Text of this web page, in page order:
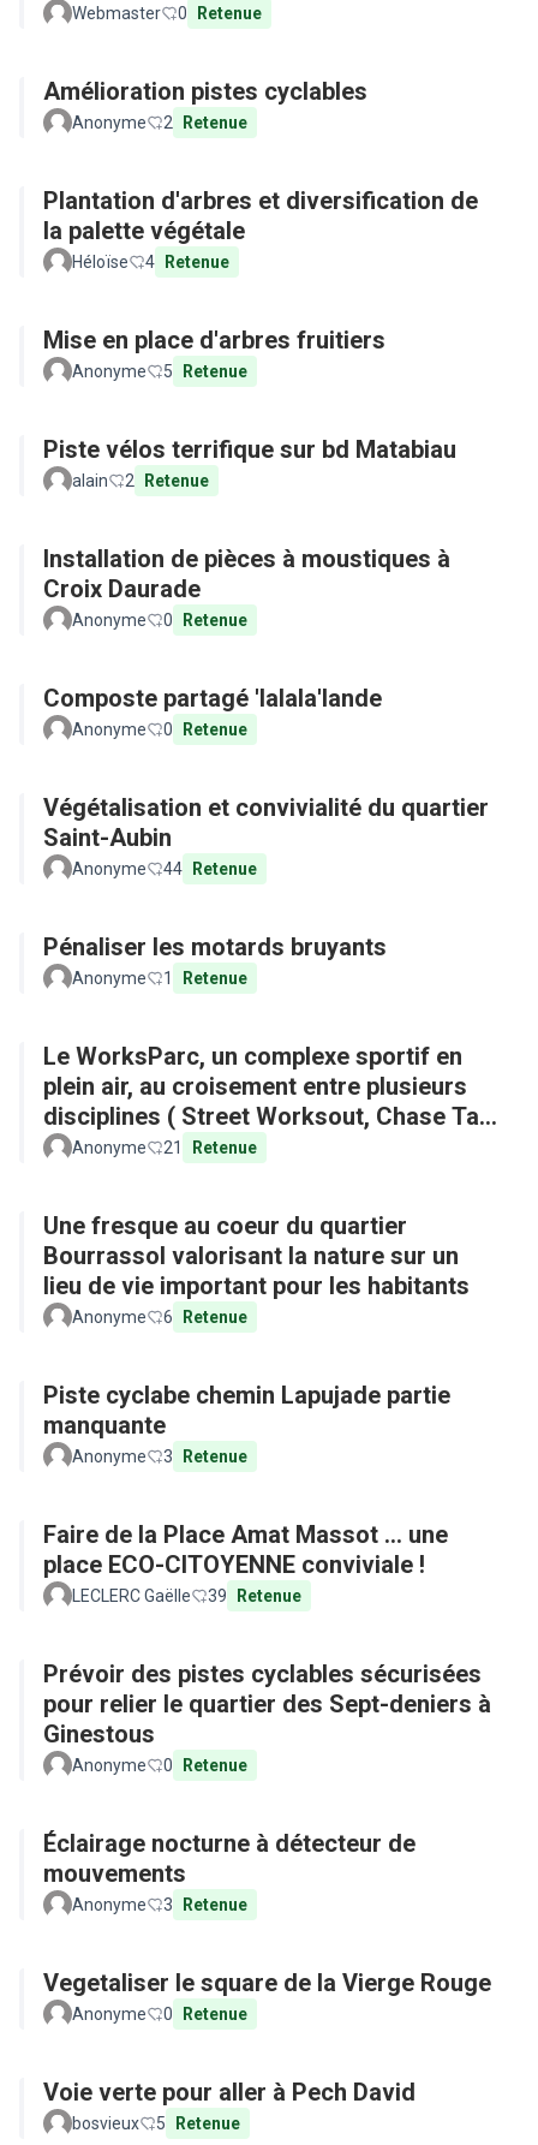
Webmaster 0 Retenue
Amélioration pistes cyclables
Anonyme 2 Retenue
Plantation d'arbres et diversification de
la palette végétale
Héloïse 4 Retenue
Mise en place d'arbres fruitiers
Anonyme 5 Retenue
Piste vélos terrifique sur bd Matabiau
alain 2 Retenue
Installation de pièces à moustiques à
Croix Daurade
Anonyme 0 Retenue
Composte partagé 'lalala'lande
Anonyme 0 Retenue
Végétalisation et convivialité du quartier
Saint-Aubin
Anonyme 44 Retenue
Pénaliser les motards bruyants
Anonyme 1 Retenue
Le WorksParc, un complexe sportif en
plein air, au croisement entre plusieurs
disciplines ( Street Worksout, Chase Tag,
Parkour)
Anonyme 21 Retenue
Une fresque au coeur du quartier
Bourrassol valorisant la nature sur un
lieu de vie important pour les habitants
Anonyme 6 Retenue
Piste cyclabe chemin Lapujade partie
manquante
Anonyme 3 Retenue
Faire de la Place Amat Massot ... une
place ECO-CITOYENNE conviviale !
LECLERC Gaëlle 39 Retenue
Prévoir des pistes cyclables sécurisées
pour relier le quartier des Sept-deniers à
Ginestous
Anonyme 0 Retenue
Éclairage nocturne à détecteur de
mouvements
Anonyme 3 Retenue
Vegetaliser le square de la Vierge Rouge
Anonyme 0 Retenue
Voie verte pour aller à Pech David
bosvieux 5 Retenue